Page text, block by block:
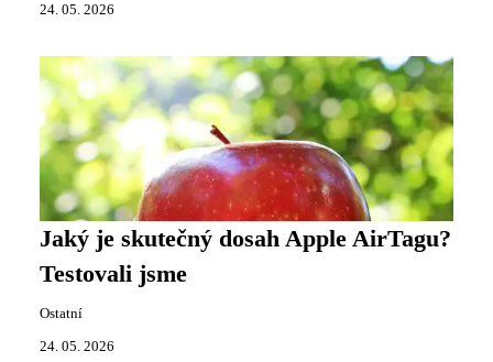
24. 05. 2026
Jaký je skutečný dosah Apple AirTagu?
Testovali jsme
Ostatní
24. 05. 2026